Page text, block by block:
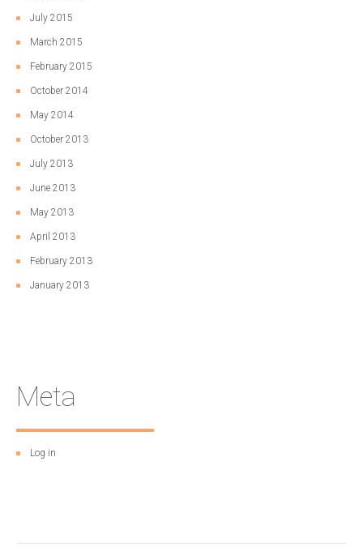
July 2015
March 2015
February 2015
October 2014
May 2014
October 2013
July 2013
June 2013
May 2013
April 2013
February 2013
January 2013
Meta
Log in